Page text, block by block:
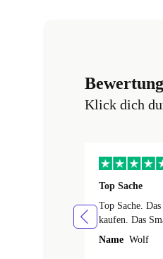
Klick dich
Top Sache
Top Sache.
kaufen. Das
neuwertigen
Name Wolf